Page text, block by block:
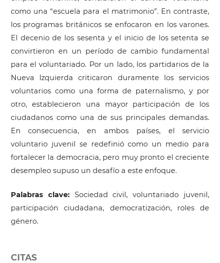
como una “escuela para el matrimonio”. En contraste,
los programas británicos se enfocaron en los varones.
El decenio de los sesenta y el inicio de los setenta se
convirtieron en un período de cambio fundamental
para el voluntariado. Por un lado, los partidarios de la
Nueva Izquierda criticaron duramente los servicios
voluntarios como una forma de paternalismo, y por
otro, establecieron una mayor participación de los
ciudadanos como una de sus principales demandas.
En consecuencia, en ambos países, el servicio
voluntario juvenil se redefinió como un medio para
fortalecer la democracia, pero muy pronto el creciente
desempleo supuso un desafío a este enfoque.
Palabras clave:Sociedad civil, voluntariado juvenil,
participación ciudadana, democratización, roles de
género.
CITAS